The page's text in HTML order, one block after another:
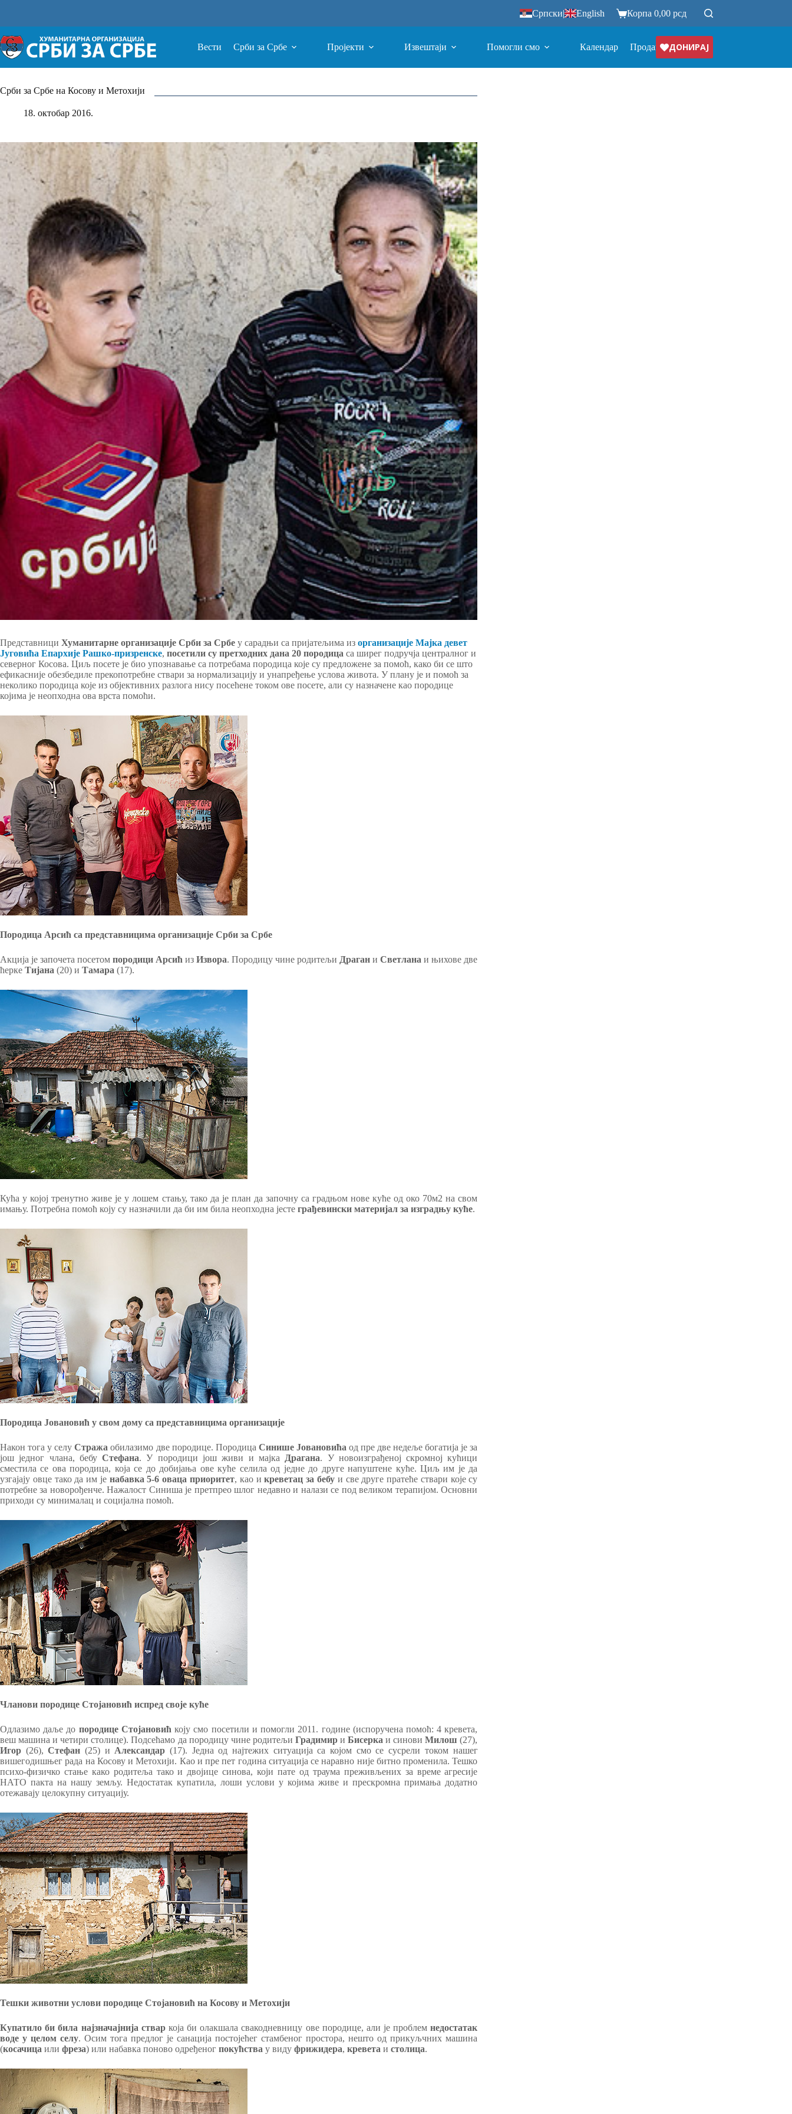
Српски| English Корпа 0,00 рсд
Вести Срби за Србе Пројекти Извештаји Помогли смо Календар ПродавницаДОНИРАЈ
Срби за Србе на Косову и Метохији
18. октобар 2016.
Представници Хуманитарне организације Срби за Србе у сарадњи са пријатељима из организације Мајка девет
Југовића Епархије Рашко-призренске, посетили су претходних дана 20 породица са ширег подручја централног и
северног Косова. Циљ посете је био упознавање са потребама породица које су предложене за помоћ, како би се што
ефикасније обезбедиле прекопотребне ствари за нормализацију и унапређење услова живота. У плану је и помоћ за
неколико породица које из објективних разлога нису посећене током ове посете, али су назначене као породице
којима је неопходна ова врста помоћи.
Породица Арсић са представницима организације Срби за Србе
Акција је започета посетомпородици АрсићизИзвора. Породицу чине родитељиДраганиСветланаи њихове две
ћерке Тијана (20) и Тамара (17).
Кућа у којој тренутно живе је у лошем стању, тако да је план да започну са градњом нове куће од око 70м2 на свом
имању. Потребна помоћ коју су назначили да би им била неопходна јесте грађевински материјал за изградњу куће.
Породица Јовановић у свом дому са представницима организације
Након тога у селуСтражаобилазимо две породице. Породица Синише Јовановића од пре две недеље богатија је за
још једног члана, бебуСтефана. У породици још живи и мајкаДрагана. У новоизграђеној скромној кућици
сместила се ова породица, која се до добијања ове куће селила од једне до друге напуштене куће. Циљ им је да
узгајају овце тако да им је набавка 5-6 оваца приоритет, као икреветац за бебу и све друге пратеће ствари које су
потребне за новорођенче. Нажалост Синиша је претпрео шлог недавно и налази се под великом терапијом. Основни
приходи су минималац и социјална помоћ.
Чланови породице Стојановић испред своје куће
Одлазимо даље до породице Стојановићкоју смо посетили и помогли 2011. године (испоручена помоћ: 4 кревета,
веш машина и четири столице). Подсећамо да породицу чине родитељи Градимир иБисеркаи синовиМилош(27),
Игор (26),Стефан(25) иАлександар(17). Једна од најтежих ситуација са којом смо се сусрели током нашег
вишегодишњег рада на Косову и Метохији. Као и пре пет година ситуација се наравно није битно променила. Тешко
психо-физичко стање како родитеља тако и двојице синова, који пате од траума преживљених за време агресије
НАТО пакта на нашу земљу. Недостатак купатила, лоши услови у којима живе и прескромна примања додатно
отежавају целокупну ситуацију.
Тешки животни услови породице Стојановић на Косову и Метохији
Купатило би била најзначајнија стваркоја би олакшала свакодневницу ове породице, али је проблемнедостатак
воде у целом селу. Осим тога предлог је санација постојећег стамбеног простора, нешто од прикуљчних машина
(косачица или фреза) или набавка поново одређеног покућства у виду фрижидера, кревета и столица.